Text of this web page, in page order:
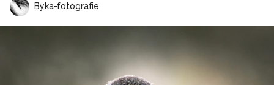
Byka-fotografie